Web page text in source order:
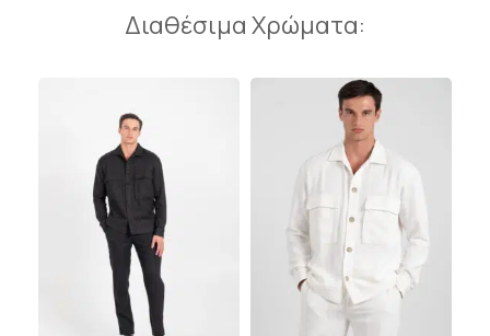
Διαθέσιμα Χρώματα: